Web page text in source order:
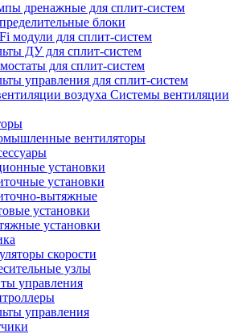
дренажные для сплит-систем
блоки
модули для сплит-систем
ДУ для сплит-систем
для сплит-систем
управления для сплит-систем
Системы вентиляции
вентиляторы
установки
установки
вытяжные
установки
установки
скорости
узлы
управления
управления